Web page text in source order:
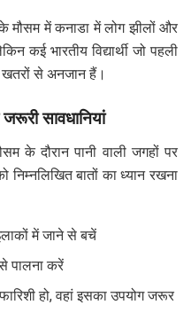
के मौसम में कनाडा में लोग झीलों और
कई भारतीय विद्यार्थी जो पहली
से अनजान हैं।
सावधानियां
के दौरान पानी वाली जगहों पर
निम्नलिखित बातों का ध्यान रखना
में जाने से बचें
से पालना करें
हो, वहां इसका उपयोग जरूर